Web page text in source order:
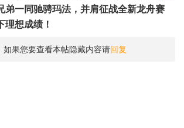
弟一同驰骋玛法，并肩征战全新龙舟赛
理想成绩！
如果您要查看本帖隐藏内容请回复